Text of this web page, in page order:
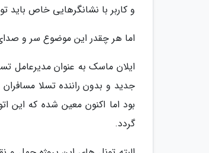
و کاربر با نشانگرهایی خاص باید
اما هر چقدر این موضوع سر و
ایلان ماسک به عنوان مدیرعامل
گردد.